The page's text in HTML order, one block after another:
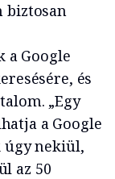
biztosan
a Google
és
„Egy
a Google
úgy nekiül,
az 50